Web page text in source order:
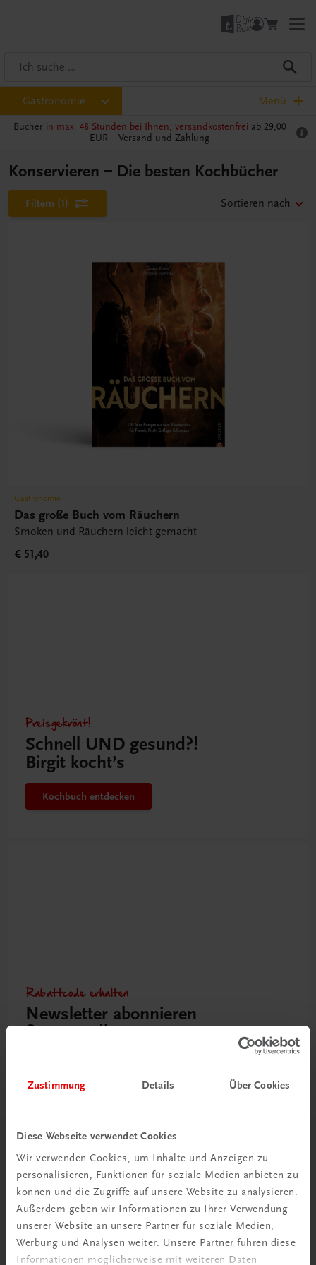
Zustimmung Details Über Cookies
Diese Webseite verwendet Cookies
Wir verwenden Cookies, um Inhalte und Anzeigen zu
personalisieren, Funktionen für soziale Medien anbieten zu
können und die Zugriffe auf unsere Website zu analysieren.
Außerdem geben wir Informationen zu Ihrer Verwendung
unserer Website an unsere Partner für soziale Medien,
Werbung und Analysen weiter. Unsere Partner führen diese
Informationen möglicherweise mit weiteren Daten
Gastronomie Menü
Bücher in max. 48 Stunden bei Ihnen, versandkostenfrei ab 29,00
EUR – Versand und Zahlung
Konservieren – Die besten Kochbücher
Filtern (1) Sortieren nach
Gastronomie
Das große Buch vom Räuchern
Smoken und Räuchern leicht gemacht
€ 51,40
Preisgekrönt!
Schnell UND gesund?!
Birgit kocht’s
Kochbuch entdecken
Rabattcode erhalten
Newsletter abonnieren
& Versandkosten sparen
Herzlich willkommen bei TRAUNER!
Wir über uns